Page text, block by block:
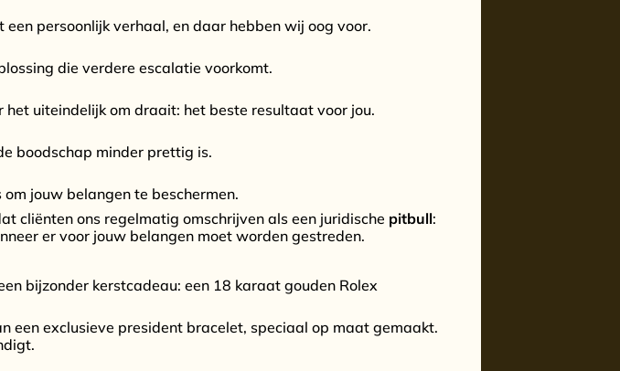
persoonlijk verhaal, en daar hebben wij oog voor.
die verdere escalatie voorkomt.
uiteindelijk om draait: het beste resultaat voor jou.
boodschap minder prettig is.
jouw belangen te beschermen.
cliënten ons regelmatig omschrijven als een juridische pitbull:
er voor jouw belangen moet worden gestreden.
bijzonder kerstcadeau: een 18 karaat gouden Rolex
een exclusieve president bracelet, speciaal op maat gemaakt.